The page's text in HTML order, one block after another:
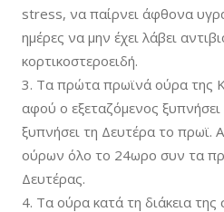
stress, να παίρνει άφθονα
ημέρες να μην έχει λάβει
κορτικοστεροειδή.
Τα πρώτα πρωϊνά ούρα της
αφού ο εξεταζόμενος
ξυπνήσει τη Δευτέρα το πρωϊ.
ούρων όλο το 24ωρο συν τα
Δευτέρας.
Τα ούρα κατά τη διάκεια